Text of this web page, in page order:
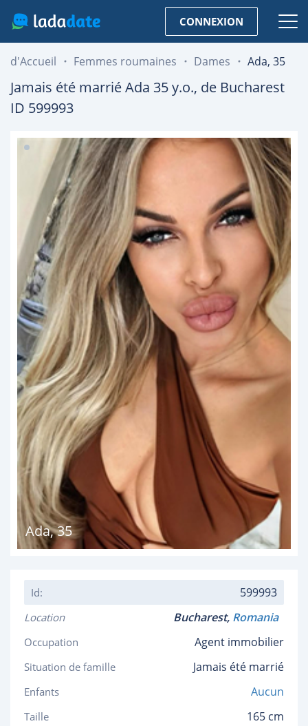
CONNEXION
d'Accueil Femmes roumaines Dames Ada, 35
Jamais été marriéAda 35y.o., de Bucharest
ID 599993
Ada,35
Id: 599993
Location Bucharest, Romania
Occupation Agent immobilier
Situation de famille Jamais été marrié
Enfants Aucun
Taille 165 cm